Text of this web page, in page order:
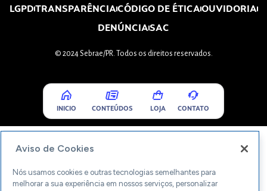
LGPDTRANSPARÊNCIACÓDIGO DE ÉTICAOUVIDORIA
DENÚNCIASAC
© 2024 Sebrae/PR. Todos os direitos reservados.
INICIO CONTEÚDOS LOJA CONTATO
Aviso de Cookies
Nós usamos cookies e outras tecnologias semelhantes para
melhorar a sua experiência em nossos serviços, personalizar